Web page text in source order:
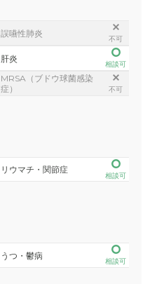
誤嚥性肺炎
不可
肝炎
相談可
MRSA（ブドウ球菌感染
症）
不可
リウマチ・関節症
相談可
うつ・鬱病
相談可